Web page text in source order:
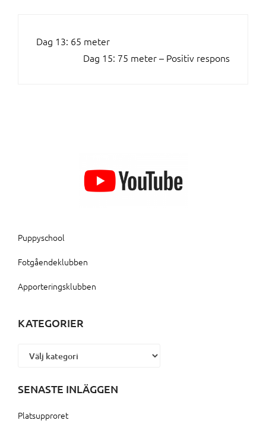
INLÄGGSNAVIGERING
Dag 13: 65 meter
Dag 15: 75 meter – Positiv respons
Puppyschool
Fotgåendeklubben
Apporteringsklubben
KATEGORIER
Kategorier
SENASTE INLÄGGEN
Platsupproret